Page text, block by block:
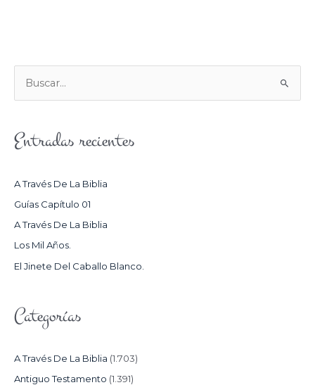
U
C
R
:
Entradas recientes
A Través De La Biblia
Guías Capítulo 01
A Través De La Biblia
Los Mil Años.
El Jinete Del Caballo Blanco.
Categorías
A Través De La Biblia (1.703)
Antiguo Testamento (1.391)